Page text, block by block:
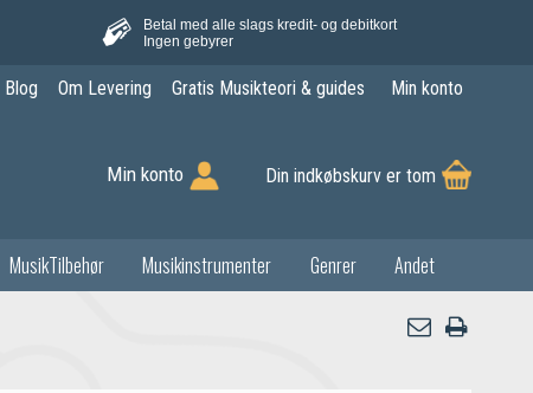
Betal med alle slags kredit- og debitkort
Ingen gebyrer
Blog Om Levering Gratis Musikteori & guides Min konto
Min konto Din indkøbskurv er tom
MusikTilbehør Musikinstrumenter Genrer Andet